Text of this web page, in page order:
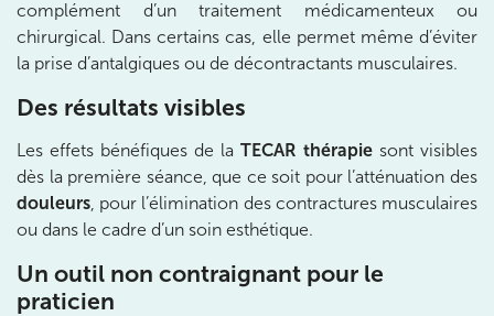
complément d’un traitement médicamenteux ou
chirurgical. Dans certains cas, elle permet même d’éviter
la prise d’antalgiques ou de décontractants musculaires.
Des résultats visibles
Les effets bénéfiques de la TECAR thérapie sont visibles
dès la première séance, que ce soit pour l’atténuation des
douleurs, pour l’élimination des contractures musculaires
ou dans le cadre d’un soin esthétique.
Un outil non contraignant pour le
praticien
IK VANVES
5 Rue Monge 92170 Vanves
5 Rue Monge 92170 Vanves
01 46 44 33 92
Prenez RDV sur
Prenez RDV sur
199 Bd Saint-Germain 75007 Paris